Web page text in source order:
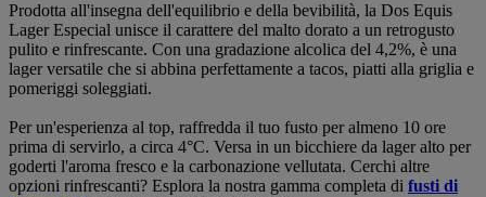
Prodotta all'insegna dell'equilibrio e della bevibilità, la Dos Equis
Lager Especial unisce il carattere del malto dorato a un retrogusto
pulito e rinfrescante. Con una gradazione alcolica del 4,2%, è una
lager versatile che si abbina perfettamente a tacos, piatti alla griglia e
pomeriggi soleggiati.
Per un'esperienza al top, raffredda il tuo fusto per almeno 10 ore
prima di servirlo, a circa 4°C. Versa in un bicchiere da lager alto per
goderti l'aroma fresco e la carbonazione vellutata. Cerchi altre
opzioni rinfrescanti? Esplora la nostra gamma completa di fusti di